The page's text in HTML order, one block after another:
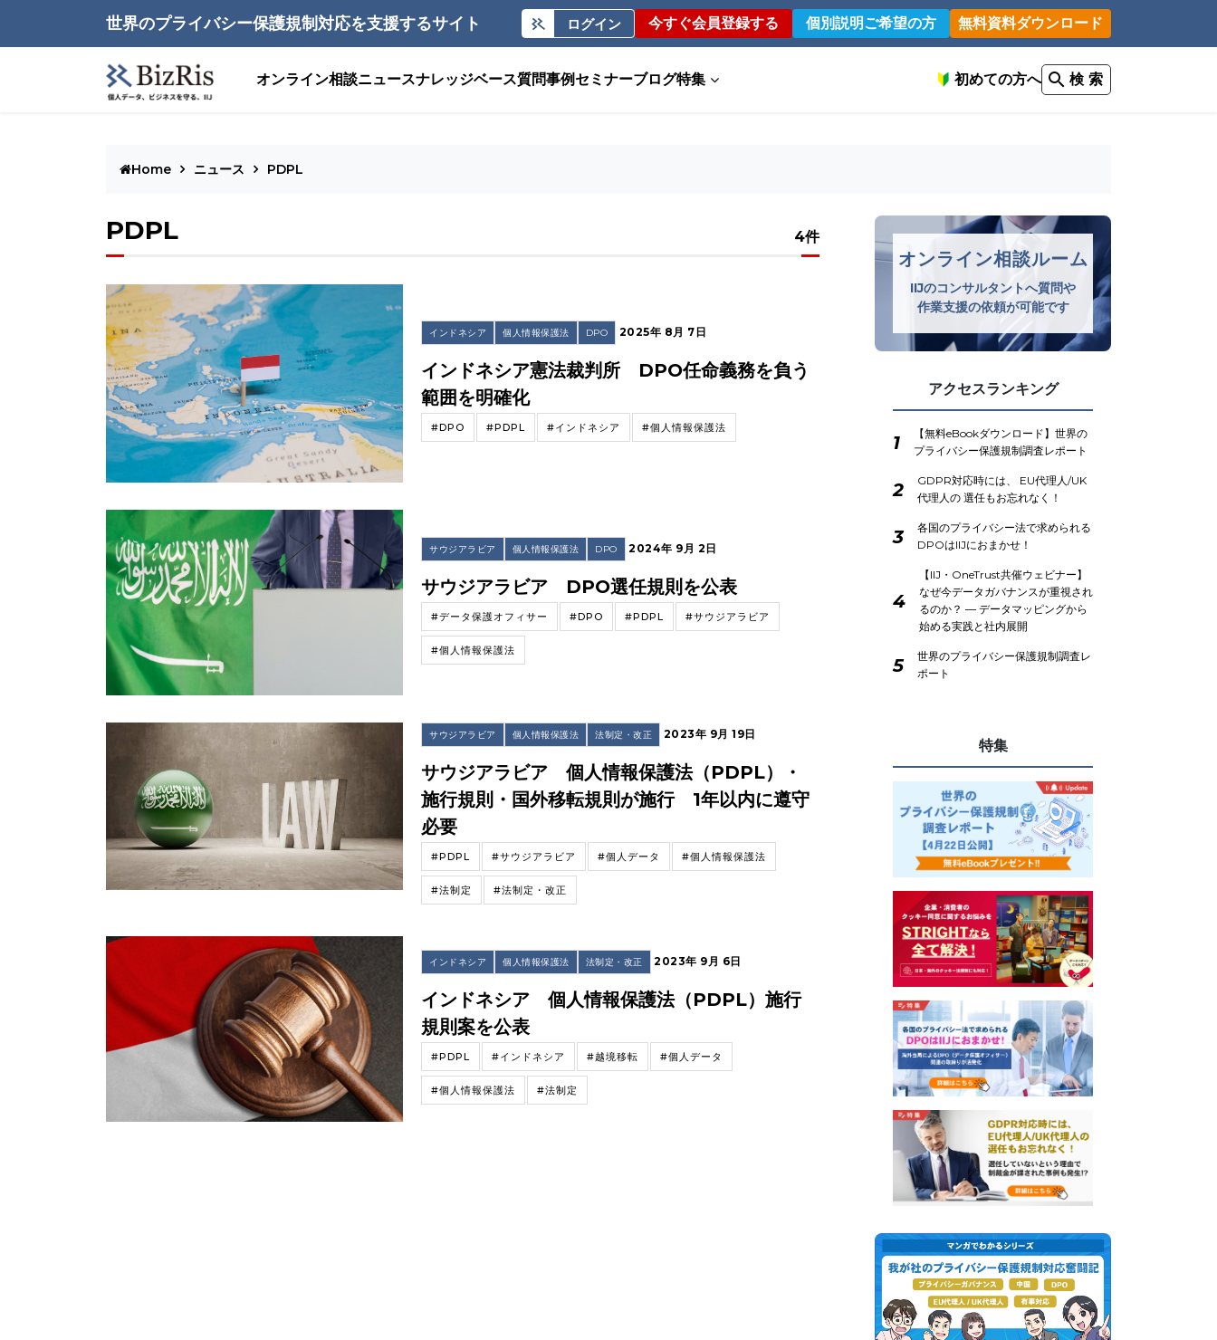
世界のプライバシー保護規制対応を支援するサイト ログイン 今すぐ会員登録する 個別説明ご希望の方 無料資料ダウンロード
オンライン相談ニュースナレッジベース質問事例 セミナーブログ特集 初めての方へ 検 索
Home ニュース PDPL
PDPL 4件
インドネシア 個人情報保護法 DPO 2025年 8月 7日
インドネシア憲法裁判所 DPO任命義務を負う
範囲を明確化
#DPO #PDPL #インドネシア #個人情報保護法
サウジアラビア 個人情報保護法 DPO 2024年 9月 2日
サウジアラビア DPO選任規則を公表
#データ保護オフィサー #DPO #PDPL #サウジアラビア
#個人情報保護法
サウジアラビア 個人情報保護法 法制定・改正 2023年 9月 19日
サウジアラビア 個人情報保護法（PDPL）・
施行規則・国外移転規則が施行 1年以内に遵守
必要
#PDPL #サウジアラビア #個人データ #個人情報保護法
#法制定 #法制定・改正
インドネシア 個人情報保護法 法制定・改正 2023年 9月 6日
インドネシア 個人情報保護法（PDPL）施行
規則案を公表
#PDPL #インドネシア #越境移転 #個人データ
#個人情報保護法 #法制定
オンライン相談ルーム
IIJのコンサルタントへ質問や
作業支援の依頼が可能です
アクセスランキング
1
【無料eBookダウンロード】世界の
プライバシー保護規制調査レポート
2
GDPR対応時には、 EU代理人/UK
代理人の 選任もお忘れなく！
3
各国のプライバシー法で求められる
DPOはIIJにおまかせ！
4
【IIJ・OneTrust共催ウェビナー】
なぜ今データガバナンスが重視され
るのか？ ― データマッピングから
始める実践と社内展開
5
世界のプライバシー保護規制調査レ
ポート
特集